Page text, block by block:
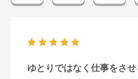
ゆとりではなく仕事をさ